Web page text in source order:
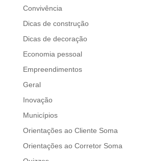
Convivência
Dicas de construção
Dicas de decoração
Economia pessoal
Empreendimentos
Geral
Inovação
Municípios
Orientações ao Cliente Soma
Orientações ao Corretor Soma